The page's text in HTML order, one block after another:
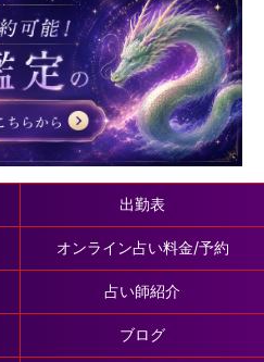
出勤表
オンライン占い料金/予約
占い師紹介
ブログ